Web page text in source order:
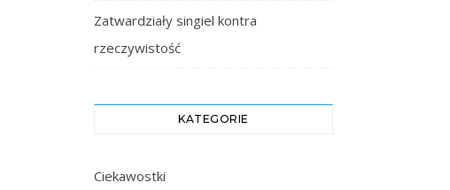
Zatwardziały singiel kontra
rzeczywistość
KATEGORIE
Ciekawostki